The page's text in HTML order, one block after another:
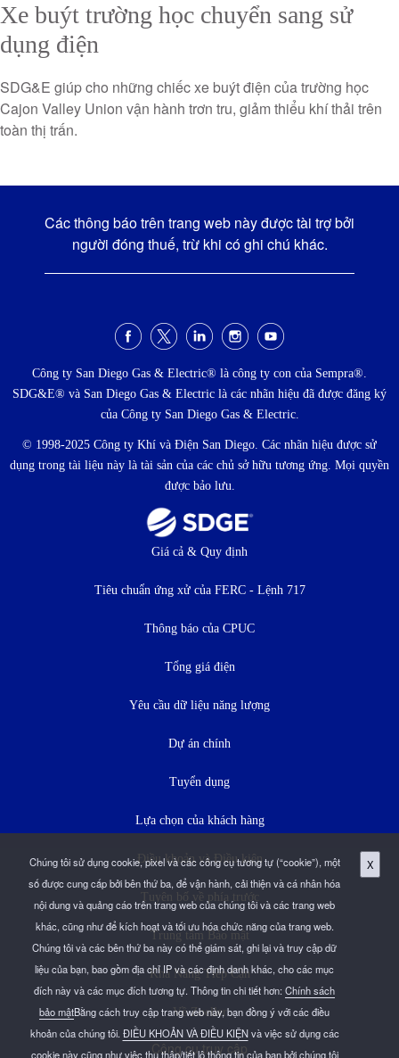
Xe buýt trường học chuyển sang sử
dụng điện
SDG&E giúp cho những chiếc xe buýt điện của trường học
Cajon Valley Union vận hành trơn tru, giảm thiểu khí thải trên
toàn thị trấn.
Các thông báo trên trang web này được tài trợ bởi
người đóng thuế, trừ khi có ghi chú khác.
xãCông ty San Diego Gas & Electric® là công ty con của Sempra®.
SDG&E® và San Diego Gas & Electric là các nhãn hiệu đã được đăng ký
của Công ty San Diego Gas & Electric.
© 1998-2025 Công ty Khí và Điện San Diego. Các nhãn hiệu được sử
dụng trong tài liệu này là tài sản của các chủ sở hữu tương ứng. Mọi quyền
được bảo lưu.
Chúng tôi sử dụng cookie, pixel và các công cụ tương tự (“cookie”), một
số được cung cấp bởi bên thứ ba, để vận hành, cải thiện và cá nhân hóa
nội dung và quảng cáo trên trang web của chúng tôi và các trang web
khác, cũng như để kích hoạt và tối ưu hóa chức năng của trang web.
Chúng tôi và các bên thứ ba này có thể giám sát, ghi lại và truy cập dữ
liệu của bạn, bao gồm địa chỉ IP và các định danh khác, cho các mục
đích này và các mục đích tương tự. Thông tin chi tiết hơn: Chính sách
bảo mậtBằng cách truy cập trang web này, bạn đồng ý với các điều
khoản của chúng tôi. ĐIỀU KHOẢN VÀ ĐIỀU KIỆNvà việc sử dụng các
cookie này cũng như việc thu thập/tiết lộ thông tin của bạn bởi chúng tôi
X
Giá cả & Quy định
Tiêu chuẩn ứng xử của FERC - Lệnh 717
Thông báo của CPUC
Tổng giá điện
Yêu cầu dữ liệu năng lượng
Dự án chính
Tuyển dụng
Lựa chọn của khách hàng
Điều khoản và Điều kiện
Tuyên bố về phía trước
Trung tâm Bảo mật
Khả Năng Tiếp Cận
Về Zoeller
Công cụ truy cập